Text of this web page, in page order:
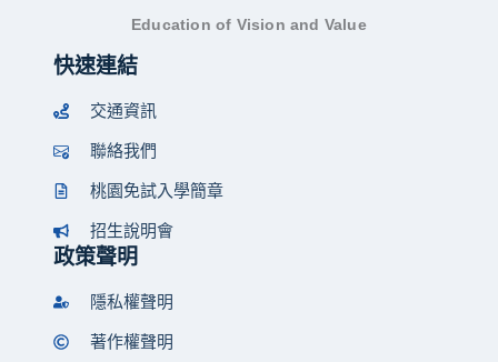
Education of Vision and Value
快速連結
交通資訊
聯絡我們
桃園免試入學簡章
招生說明會
政策聲明
隱私權聲明
著作權聲明